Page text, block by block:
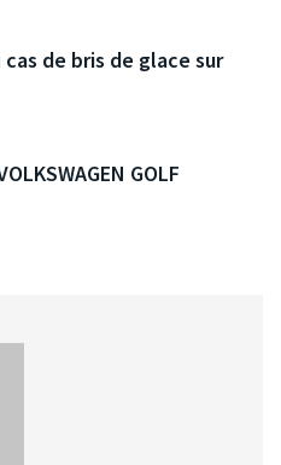
de bris de glace sur
GOLF